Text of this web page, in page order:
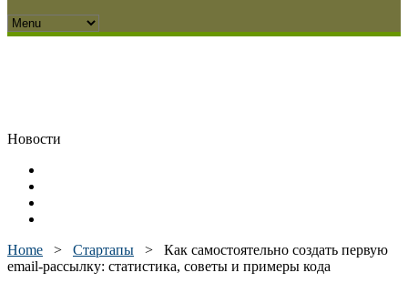
Новости
Home > Стартапы > Как самостоятельно создать первую
email-рассылку: статистика, советы и примеры кода